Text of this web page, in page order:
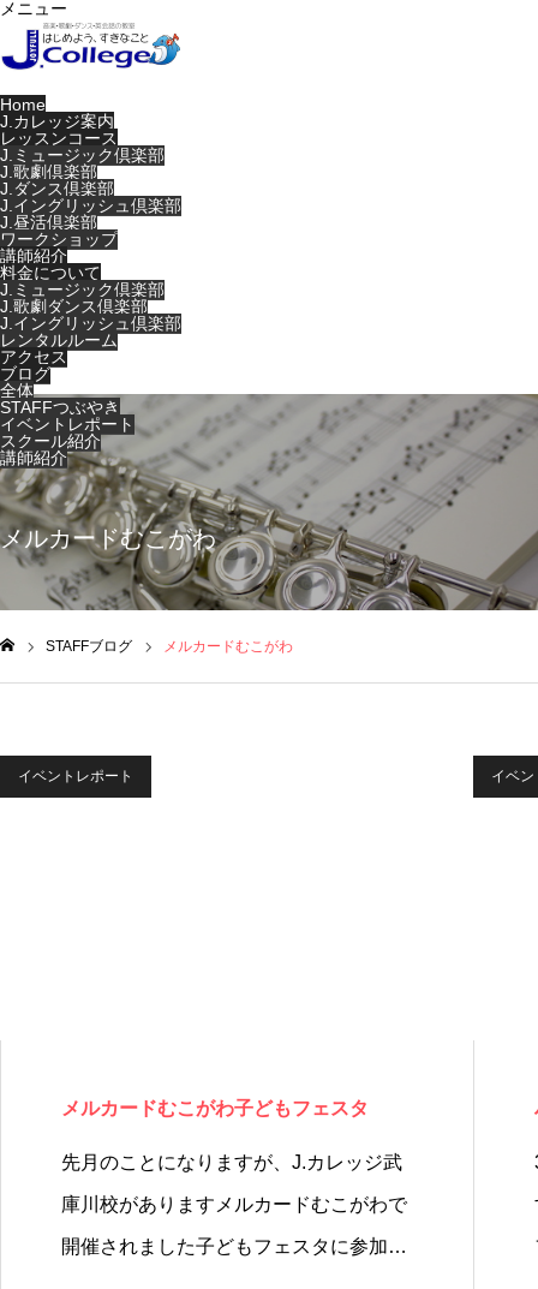
メニュー
Home
J.カレッジ案内
レッスンコース
J.ミュージック倶楽部
J.歌劇倶楽部
J.ダンス倶楽部
J.イングリッシュ倶楽部
J.昼活倶楽部
ワークショップ
講師紹介
料金について
J.ミュージック倶楽部
J.歌劇ダンス倶楽部
J.イングリッシュ倶楽部
レンタルルーム
アクセス
ブログ
全体
STAFFつぶやき
イベントレポート
スクール紹介
講師紹介
メルカードむこがわ
STAFFブログ メルカードむこがわ
イベントレポート
メルカードむこがわ子どもフェスタ
先月のことになりますが、J.カレッジ武
庫川校がありますメルカードむこがわで
開催されました子どもフェスタに参加…
イベ